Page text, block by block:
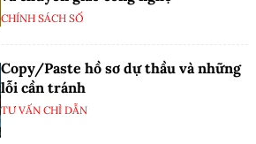
CHÍNH SÁCH SỐ
Copy/Paste hồ sơ dự thầu và những
lỗi cần tránh
TƯ VẤN CHỈ DẪN